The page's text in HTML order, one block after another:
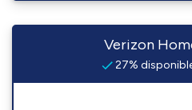
Verizon
27%